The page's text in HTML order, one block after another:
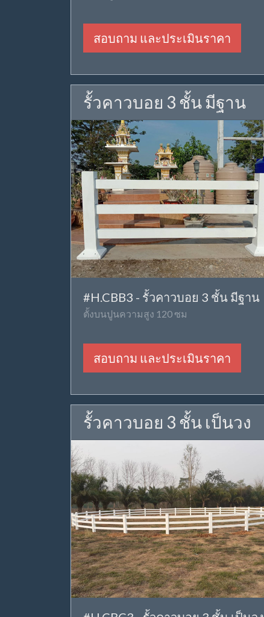
สอบถาม และประเมินราคา
รั้วคาวบอย 3 ชั้น มีฐาน
#H.CBB3 - รั้วคาวบอย 3 ชั้น มีฐาน
ตั้งบนปูนความสูง 120 ซม
สอบถาม และประเมินราคา
รั้วคาวบอย 3 ชั้น เป็นวง